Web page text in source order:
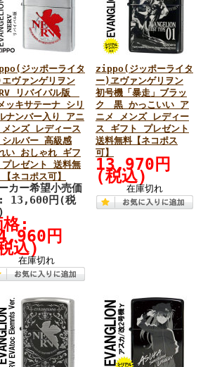
ジッポーライタ
ヴァンゲリヲン
リバイバル版
ッキサテーナ シリ
ナンバー入り アニ
ンズ レディース
ルバー 高級感
い おしゃれ ギフ
プレゼント 送料無
ネコポス可】
カー希望小売価
13,600円(税
格:
円
込)
在庫切れ
zippo(ジッポーライタ
ー)ヱヴァンゲリヲン
初号機「暴走」ブラッ
ク 黒 かっこいい ア
ニメ メンズ レディー
ス ギフト プレゼント
送料無料【ネコポス
可】
13,970円
(税込)
在庫切れ